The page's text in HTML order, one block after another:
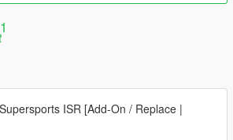
ISR [Add-On / Replace |